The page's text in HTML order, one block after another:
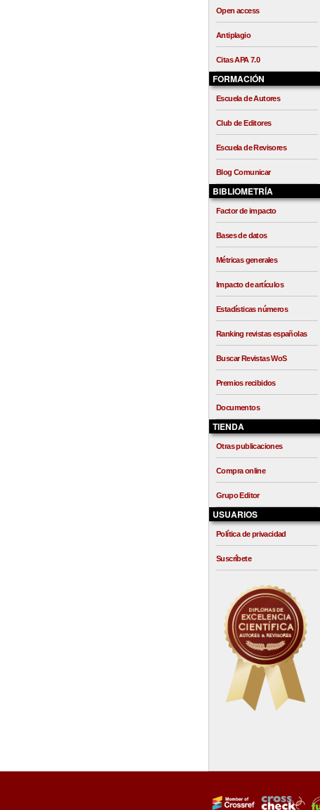
Open access
Antiplagio
Citas APA 7.0
FORMACIÓN
Escuela de Autores
Club de Editores
Escuela de Revisores
Blog Comunicar
BIBLIOMETRÍA
Factor de impacto
Bases de datos
Métricas generales
Impacto de artículos
Estadísticas números
Ranking revistas españolas
Buscar Revistas WoS
Premios recibidos
Documentos
TIENDA
Otras publicaciones
Compra online
Grupo Editor
USUARIOS
Política de privacidad
Suscríbete